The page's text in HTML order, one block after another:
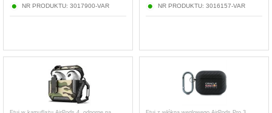
NR PRODUKTU: 3017900-VAR NR PRODUKTU: 3016157-VAR